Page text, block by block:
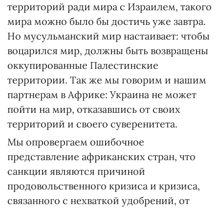
территорий ради мира с Израилем, такого
мира можно было бы достичь уже завтра.
Но мусульманский мир настаивает: чтобы
воцарился мир, должны быть возвращены
оккупированные Палестинские
территории. Так же мы говорим и нашим
партнерам в Африке: Украина не может
пойти на мир, отказавшись от своих
территорий и своего суверенитета.
Мы опровергаем ошибочное
представление африканских стран, что
санкции являются причиной
продовольственного кризиса и кризиса,
связанного с нехваткой удобрений, от